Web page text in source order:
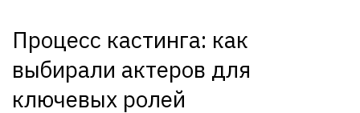
Процесс кастинга: как
выбирали актеров для
ключевых ролей